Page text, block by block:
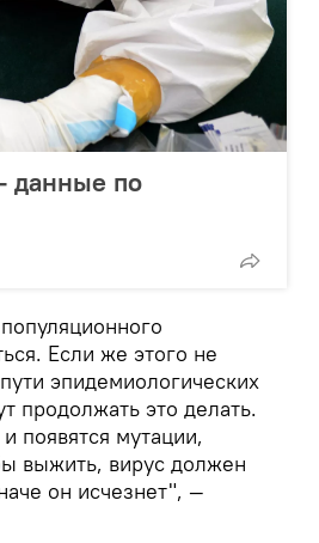
данные по
Если же этого не
эпидемиологических
продолжать это делать.
появятся мутации,
выжить, вирус должен
он исчезнет", —